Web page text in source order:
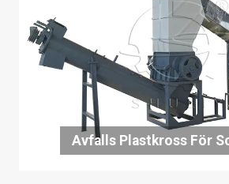
Avfalls Plastkross För